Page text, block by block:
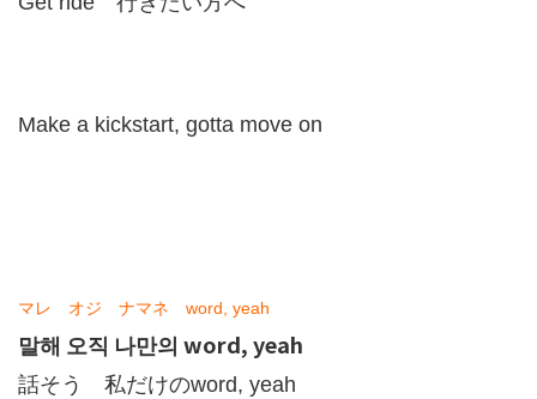
Make a kickstart, gotta move on
マレ オジ ナマネ word, yeah
말해 오직 나만의 word, yeah
話そう 私だけのword, yeah